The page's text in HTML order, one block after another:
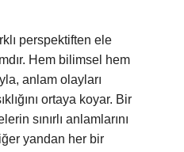
perspektiften ele
Hem bilimsel hem
anlam olayları
ortaya koyar. Bir
sınırlı anlamlarını
yandan her bir